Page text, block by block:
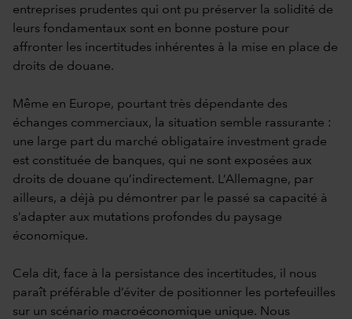
entreprises prudentes qui ont pu préserver la solidité de
leurs fondamentaux sont en bonne posture pour
affronter les incertitudes inhérentes à la mise en place de
droits de douane.
Même en Europe, pourtant très dépendante des
échanges commerciaux, la situation semble rassurante :
une large part du marché obligataire investment grade
est constituée de banques, qui ne sont exposées aux
droits de douane qu’indirectement. L’Allemagne, par
ailleurs, a déjà pu démontrer par le passé sa capacité à
s’adapter aux mutations profondes du paysage
économique.
Cela dit, face à la persistance des incertitudes, il nous
paraît préférable d’éviter de positionner les portefeuilles
sur un scénario macroéconomique unique. Nous